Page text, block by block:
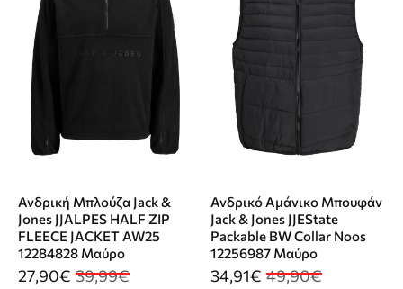
Ανδρική Μπλούζα Jack &
Jones JJALPES HALF ZIP
FLEECE JACKET AW25
12284828 Μαύρο
27,90€ 39,99€
Ανδρικό Αμάνικο Μπουφάν
Jack & Jones JJEState
Packable BW Collar Noos
12256987 Μαύρο
34,91€ 49,90€